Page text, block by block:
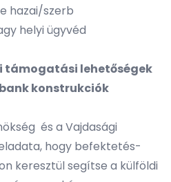
hazai/szerb
helyi ügyvéd
támogatási lehetőségek
konstrukciók
és a Vajdasági
hogy befektetés-
keresztül segítse a külföldi